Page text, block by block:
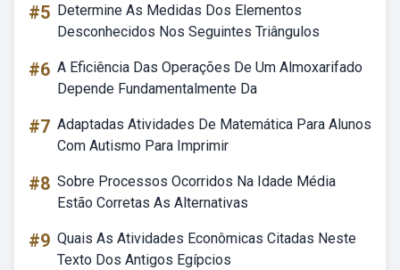
#5 Determine As Medidas Dos Elementos
Desconhecidos Nos Seguintes Triângulos
#6 A Eficiência Das Operações De Um Almoxarifado
Depende Fundamentalmente Da
#7 Adaptadas Atividades De Matemática Para Alunos
Com Autismo Para Imprimir
#8 Sobre Processos Ocorridos Na Idade Média
Estão Corretas As Alternativas
#9 Quais As Atividades Econômicas Citadas Neste
Texto Dos Antigos Egípcios